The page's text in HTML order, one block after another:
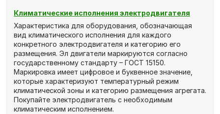
Климатические исполнения электродвигателя
Характеристика для оборудования, обозначающая
вид климатического исполнения для каждого
конкретного электродвигателя и категорию его
размещения. Эл двигатели маркируются согласно
государственному стандарту – ГОСТ 15150.
Маркировка имеет цифровое и буквенное значение,
которые характеризуют температурный режим
климатической зоны и категорию размещения агрегата.
Покупайте электродвигатель с необходимым
климатическим исполнением.